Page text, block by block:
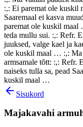
:,: Ei paremat ole kuskil
Saaremaal ei kasva
paremat ole kuskil
teda mullu sui. :,: Refr.
juuksed, valge kael ja
ole kuskil maal … :,: Ma
armsamale tõtt: :,: Refr.
naiseks tulla sa, pead
kuskil maal …
Sisukord
Majakavahi